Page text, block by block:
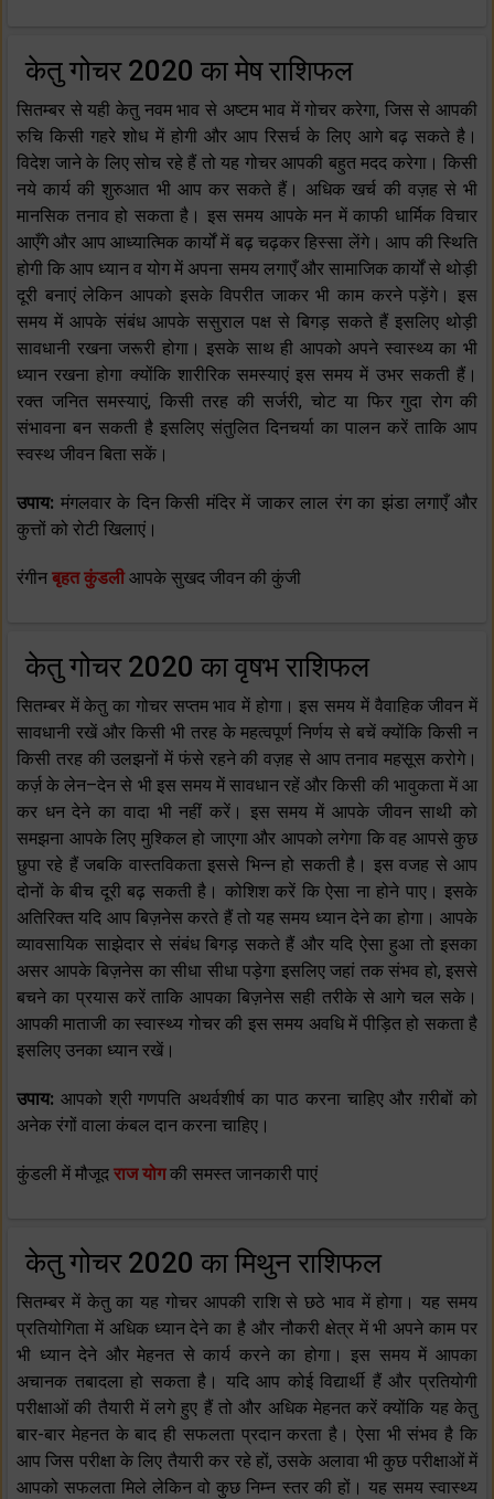
केतु गोचर 2020 का मेष राशिफल
सितम्बर से यही केतु नवम भाव से अष्टम भाव में गोचर करेगा, जिस से आपकी
रुचि किसी गहरे शोध में होगी और आप रिसर्च के लिए आगे बढ़ सकते है।
विदेश जाने के लिए सोच रहे हैं तो यह गोचर आपकी बहुत मदद करेगा। किसी
नये कार्य की शुरुआत भी आप कर सकते हैं। अधिक खर्च की वज़ह से भी
मानसिक तनाव हो सकता है। इस समय आपके मन में काफी धार्मिक विचार
आएँगे और आप आध्यात्मिक कार्यों में बढ़ चढ़कर हिस्सा लेंगे। आप की स्थिति
होगी कि आप ध्यान व योग में अपना समय लगाएँ और सामाजिक कार्यों से थोड़ी
दूरी बनाएं लेकिन आपको इसके विपरीत जाकर भी काम करने पड़ेंगे। इस
समय में आपके संबंध आपके ससुराल पक्ष से बिगड़ सकते हैं इसलिए थोड़ी
सावधानी रखना जरूरी होगा। इसके साथ ही आपको अपने स्वास्थ्य का भी
ध्यान रखना होगा क्योंकि शारीरिक समस्याएं इस समय में उभर सकती हैं।
रक्त जनित समस्याएं, किसी तरह की सर्जरी, चोट या फिर गुदा रोग की
संभावना बन सकती है इसलिए संतुलित दिनचर्या का पालन करें ताकि आप
स्वस्थ जीवन बिता सकें।
उपाय: मंगलवार के दिन किसी मंदिर में जाकर लाल रंग का झंडा लगाएँ और
कुत्तों को रोटी खिलाएं।
रंगीन बृहत कुंडलीआपके सुखद जीवन की कुंजी
केतु गोचर 2020 का वृषभ राशिफल
सितम्बर में केतु का गोचर सप्तम भाव में होगा। इस समय में वैवाहिक जीवन में
सावधानी रखें और किसी भी तरह के महत्वपूर्ण निर्णय से बचें क्योंकि किसी न
किसी तरह की उलझनों में फंसे रहने की वज़ह से आप तनाव महसूस करोगे।
कर्ज़ के लेन–देन से भी इस समय में सावधान रहें और किसी की भावुकता में आ
कर धन देने का वादा भी नहीं करें। इस समय में आपके जीवन साथी को
समझना आपके लिए मुश्किल हो जाएगा और आपको लगेगा कि वह आपसे कुछ
छुपा रहे हैं जबकि वास्तविकता इससे भिन्न हो सकती है। इस वजह से आप
दोनों के बीच दूरी बढ़ सकती है। कोशिश करें कि ऐसा ना होने पाए। इसके
अतिरिक्त यदि आप बिज़नेस करते हैं तो यह समय ध्यान देने का होगा। आपके
व्यावसायिक साझेदार से संबंध बिगड़ सकते हैं और यदि ऐसा हुआ तो इसका
असर आपके बिज़नेस का सीधा सीधा पड़ेगा इसलिए जहां तक संभव हो, इससे
बचने का प्रयास करें ताकि आपका बिज़नेस सही तरीके से आगे चल सके।
आपकी माताजी का स्वास्थ्य गोचर की इस समय अवधि में पीड़ित हो सकता है
इसलिए उनका ध्यान रखें।
उपाय: आपको श्री गणपति अथर्वशीर्ष का पाठ करना चाहिए और ग़रीबों को
अनेक रंगों वाला कंबल दान करना चाहिए।
कुंडली में मौजूद राज योगकी समस्त जानकारी पाएं
केतु गोचर 2020 का मिथुन राशिफल
सितम्बर में केतु का यह गोचर आपकी राशि से छठे भाव में होगा। यह समय
प्रतियोगिता में अधिक ध्यान देने का है और नौकरी क्षेत्र में भी अपने काम पर
भी ध्यान देने और मेहनत से कार्य करने का होगा। इस समय में आपका
अचानक तबादला हो सकता है। यदि आप कोई विद्यार्थी हैं और प्रतियोगी
परीक्षाओं की तैयारी में लगे हुए हैं तो और अधिक मेहनत करें क्योंकि यह केतु
बार-बार मेहनत के बाद ही सफलता प्रदान करता है। ऐसा भी संभव है कि
आप जिस परीक्षा के लिए तैयारी कर रहे हों, उसके अलावा भी कुछ परीक्षाओं में
आपको सफलता मिले लेकिन वो कुछ निम्न स्तर की हों। यह समय स्वास्थ्य